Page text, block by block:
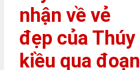
nhận về vẻ
đẹp của Thúy
kiều qua đoạn